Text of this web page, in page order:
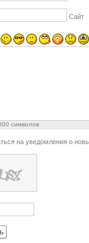
Сайт
символов
на уведомления о